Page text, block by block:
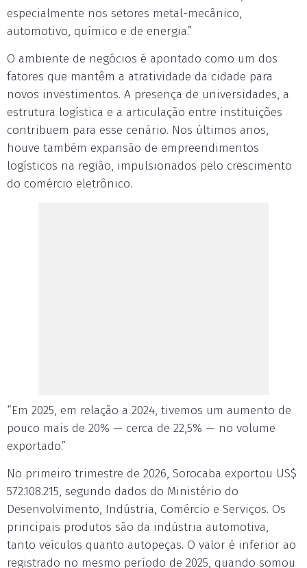
especialmente nos setores metal-mecânico,
automotivo, químico e de energia.”
O ambiente de negócios é apontado como um dos
fatores que mantêm a atratividade da cidade para
novos investimentos. A presença de universidades, a
estrutura logística e a articulação entre instituições
contribuem para esse cenário. Nos últimos anos,
houve também expansão de empreendimentos
logísticos na região, impulsionados pelo crescimento
do comércio eletrônico.
“Em 2025, em relação a 2024, tivemos um aumento de
pouco mais de 20% — cerca de 22,5% — no volume
exportado.”
No primeiro trimestre de 2026, Sorocaba exportou US$
572.108.215, segundo dados do Ministério do
Desenvolvimento, Indústria, Comércio e Serviços. Os
principais produtos são da indústria automotiva,
tanto veículos quanto autopeças. O valor é inferior ao
registrado no mesmo período de 2025, quando somou